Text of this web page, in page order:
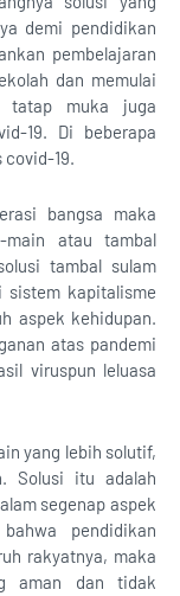
demi pendidikan
pembelajaran
dan memulai
tatap muka juga
19. Di beberapa
19.
bangsa maka
main atau tambal
tambal sulam
sistem kapitalisme
aspek kehidupan.
atas pandemi
viruspun leluasa
yang lebih solutif,
Solusi itu adalah
segenap aspek
pendidikan
rakyatnya, maka
aman dan tidak